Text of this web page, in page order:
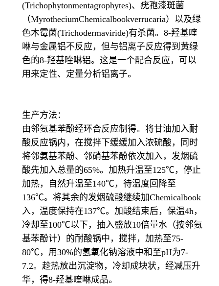
(Trichophytonmentagrophytes)、疣孢漆斑菌
（MyrotheciumChemicalbookverrucaria）以及绿
色木霉菌(Trichodermaviride)有杀菌。8-羟基喹
啉与金属铝不反应，但与铝离子反应得到黄绿
色的8-羟基喹啉铝。这是一个配合反应，可以
用来定性、定量分析铝离子。
生产方法：
由邻氨基苯酚经环合反应制得。将甘油加入耐
酸反应锅内，在搅拌下缓缓加入浓硫酸，同时
将邻氨基苯酚、邻硝基苯酚依次加入，发烟硫
酸先加入总量的65%。加热升温至125℃，停止
加热，自然升温至140℃，待温度回降至
136℃。将其余的发烟硫酸继续加Chemicalbook
入，温度保持在137℃。加酸结束后，保温4h，
冷却至100℃以下，抽入盛放10倍量水（按邻氨
基苯酚计）的耐酸锅中，搅拌，加热至75-
80℃，用30%的氢氧化钠溶液中和至pH为7-
7.2。趁热放出沉淀物，冷却成块状，经减压升
华，得8-羟基喹啉成品。